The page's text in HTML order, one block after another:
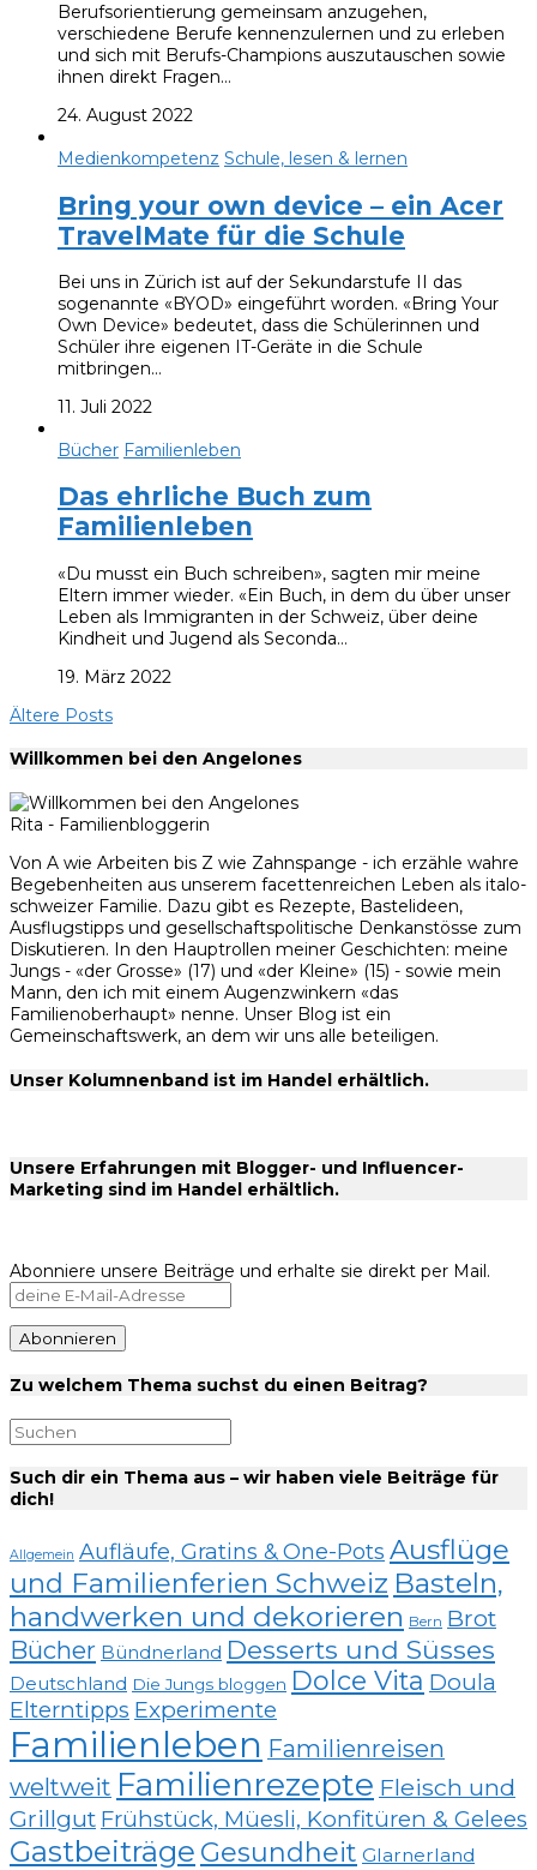
Berufsorientierung gemeinsam anzugehen,
verschiedene Berufe kennenzulernen und zu erleben
und sich mit Berufs-Champions auszutauschen sowie
ihnen direkt Fragen…
24. August 2022
Medienkompetenz Schule, lesen & lernen
Bring your own device – ein Acer
TravelMate für die Schule
Bei uns in Zürich ist auf der Sekundarstufe II das
sogenannte «BYOD» eingeführt worden. «Bring Your
Own Device» bedeutet, dass die Schülerinnen und
Schüler ihre eigenen IT-Geräte in die Schule
mitbringen…
11. Juli 2022
Bücher Familienleben
Das ehrliche Buch zum
Familienleben
«Du musst ein Buch schreiben», sagten mir meine
Eltern immer wieder. «Ein Buch, in dem du über unser
Leben als Immigranten in der Schweiz, über deine
Kindheit und Jugend als Seconda…
19. März 2022
Ältere Posts
Willkommen bei den Angelones
Rita - Familienbloggerin
Von A wie Arbeiten bis Z wie Zahnspange - ich erzähle wahre
Begebenheiten aus unserem facettenreichen Leben als italo-
schweizer Familie. Dazu gibt es Rezepte, Bastelideen,
Ausflugstipps und gesellschaftspolitische Denkanstösse zum
Diskutieren. In den Hauptrollen meiner Geschichten: meine
Jungs - «der Grosse» (17) und «der Kleine» (15) - sowie mein
Mann, den ich mit einem Augenzwinkern «das
Familienoberhaupt» nenne. Unser Blog ist ein
Gemeinschaftswerk, an dem wir uns alle beteiligen.
Unser Kolumnenband ist im Handel erhältlich.
Unsere Erfahrungen mit Blogger- und Influencer-
Marketing sind im Handel erhältlich.
Abonniere unsere Beiträge und erhalte sie direkt per Mail.
Zu welchem Thema suchst du einen Beitrag?
Such dir ein Thema aus – wir haben viele Beiträge für
dich!
Allgemein Aufläufe, Gratins & One-Pots Ausflüge
und Familienferien Schweiz Basteln,
handwerken und dekorieren Bern Brot
Bücher Bündnerland Desserts und Süsses
Deutschland Die Jungs bloggen Dolce Vita Doula
Elterntipps Experimente
Familienleben Familienreisen
weltweit Familienrezepte Fleisch und
Grillgut Frühstück, Müesli, Konfitüren & Gelees
Gastbeiträge Gesundheit Glarnerland